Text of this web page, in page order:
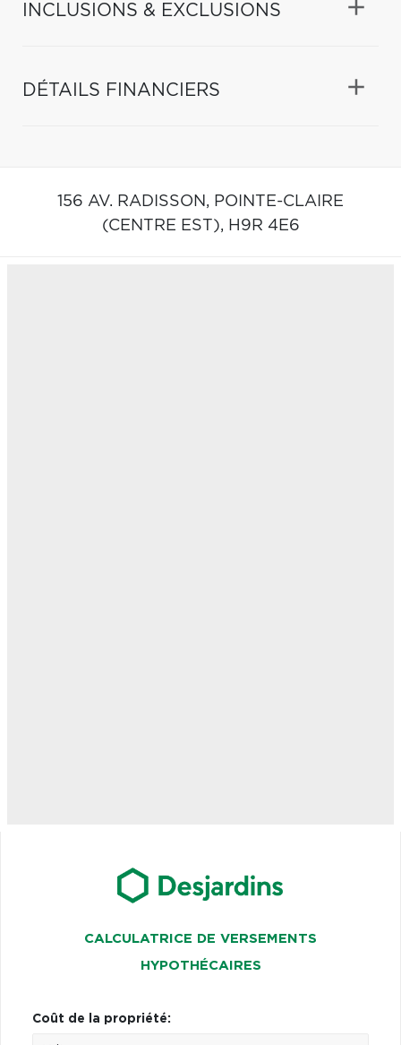
INCLUSIONS & EXCLUSIONS
DÉTAILS FINANCIERS
156 AV. RADISSON, POINTE-CLAIRE
(CENTRE EST), H9R 4E6
CALCULATRICE DE VERSEMENTS
HYPOTHÉCAIRES
Coût de la propriété: